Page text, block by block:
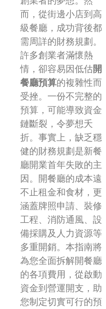
而，從街邊小店到高
級餐廳，成功背後都
需周詳的財務規劃。
許多創業者滿懷熱
情，卻容易因低估開
餐廳預算的複雜性而
受挫。一份不完整的
預算，可能導致資金
鏈斷裂，令夢想夭
折。事實上，缺乏穩
健的財務規劃是新餐
廳開業首年失敗的主
因。開餐廳的成本遠
不止租金和食材，更
涵蓋牌照申請、裝修
工程、消防通風、設
備採購及人力資源等
多重開銷。本指南將
為您全面拆解開餐廳
的各項費用，從啟動
資金到營運開支，助
您制定切實可行的預